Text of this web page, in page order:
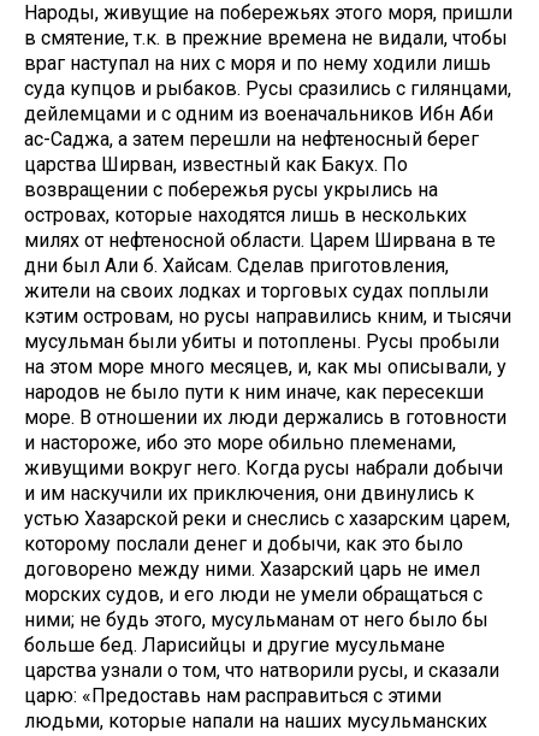
Народы, живущие на побережьях этого моря, пришли
в смятение, т.к. в прежние времена не видали, чтобы
враг наступал на них с моря и по нему ходили лишь
суда купцов и рыбаков. Русы сразились с гилянцами,
дейлемцами и с одним из военачальников Ибн Аби
ас-Саджа, а затем перешли на нефтеносный берег
царства Ширван, известный как Бакух. По
возвращении с побережья русы укрылись на
островах, которые находятся лишь в нескольких
милях от нефтеносной области. Царем Ширвана в те
дни был Али б. Хайсам. Сделав приготовления,
жители на своих лодках и торговых судах поплыли
кэтим островам, но русы направились кним, и тысячи
мусульман были убиты и потоплены. Русы пробыли
на этом море много месяцев, и, как мы описывали, у
народов не было пути к ним иначе, как пересекши
море. В отношении их люди держались в готовности
и настороже, ибо это море обильно племенами,
живущими вокруг него. Когда русы набрали добычи
и им наскучили их приключения, они двинулись к
устью Хазарской реки и снеслись с хазарским царем,
которому послали денег и добычи, как это было
договорено между ними. Хазарский царь не имел
морских судов, и его люди не умели обращаться с
ними; не будь этого, мусульманам от него было бы
больше бед. Ларисийцы и другие мусульмане
царства узнали о том, что натворили русы, и сказали
царю: «Предоставь нам расправиться с этими
людьми, которые напали на наших мусульманских